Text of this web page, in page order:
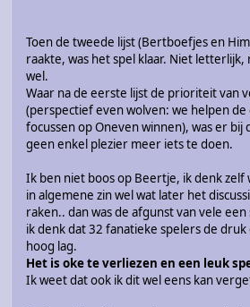
Toen de tweede lijst (Bertboefjes en
raakte, was het spel klaar. Niet
wel.
Waar na de eerste lijst de prioriteit van
(perspectief even wolven: we helpen
focussen op Oneven winnen), was er bij
geen enkel plezier meer iets te doen.
Ik ben niet boos op Beertje, ik denk zelf
in algemene zin wel wat later het
raken.. dan was de afgunst van vele
ik denk dat 32 fanatieke spelers de
hoog lag.
Het is oke te verliezen en een leuk
Ik weet dat ook ik dit wel eens kan